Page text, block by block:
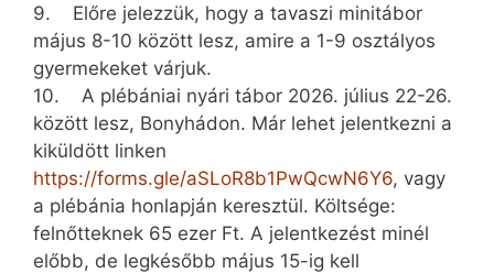
9. Előre jelezzük, hogy a tavaszi minitábor
május 8-10 között lesz, amire a 1-9 osztályos
gyermekeket várjuk.
10. A plébániai nyári tábor 2026. július 22-26.
között lesz, Bonyhádon. Már lehet jelentkezni a
kiküldött linken
https://forms.gle/aSLoR8b1PwQcwN6Y6, vagy
a plébánia honlapján keresztül. Költsége:
felnőtteknek 65 ezer Ft. A jelentkezést minél
előbb, de legkésőbb május 15-ig kell